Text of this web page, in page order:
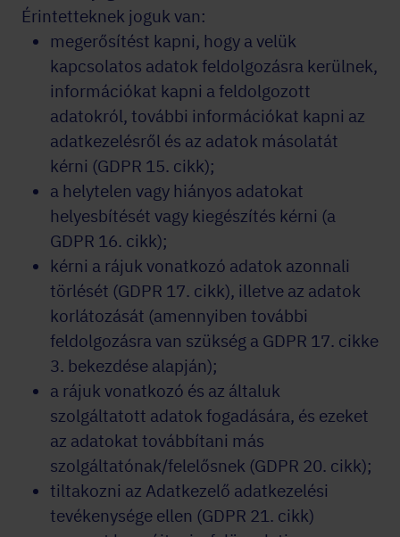
Érintetteknek joguk van:
megerősítést kapni, hogy a velük
kapcsolatos adatok feldolgozásra kerülnek,
információkat kapni a feldolgozott
adatokról, további információkat kapni az
adatkezelésről és az adatok másolatát
kérni (GDPR 15. cikk);
a helytelen vagy hiányos adatokat
helyesbítését vagy kiegészítés kérni (a
GDPR 16. cikk);
kérni a rájuk vonatkozó adatok azonnali
törlését (GDPR 17. cikk), illetve az adatok
korlátozását (amennyiben további
feldolgozásra van szükség a GDPR 17. cikke
3. bekezdése alapján);
a rájuk vonatkozó és az általuk
szolgáltatott adatok fogadására, és ezeket
az adatokat továbbítani más
szolgáltatónak/felelősnek (GDPR 20. cikk);
tiltakozni az Adatkezelő adatkezelési
tevékenysége ellen (GDPR 21. cikk)